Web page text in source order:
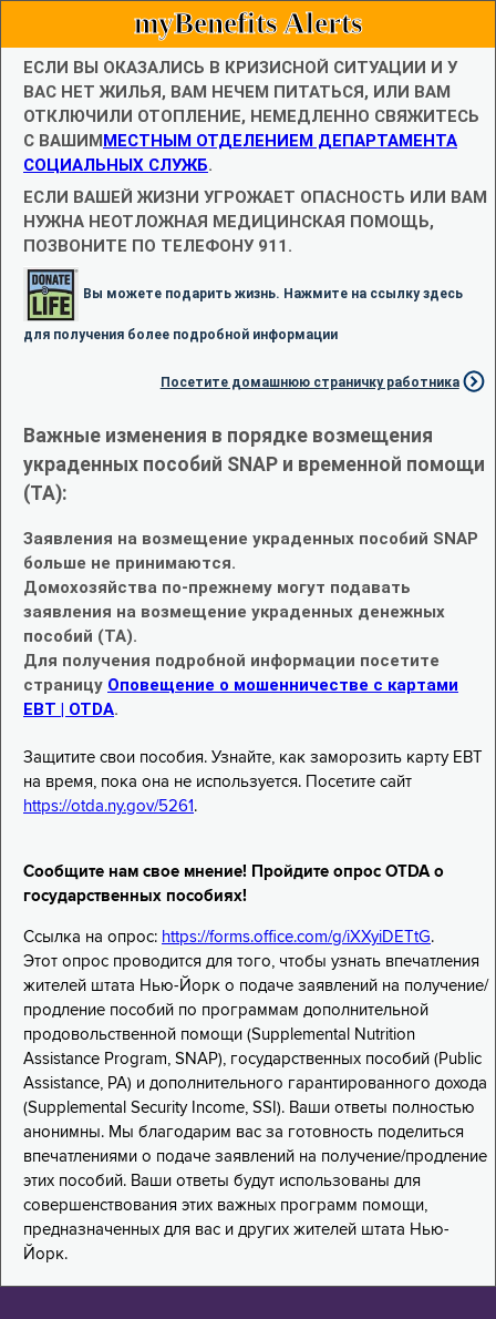
myBenefits Alerts
ЕСЛИ ВЫ ОКАЗАЛИСЬ В КРИЗИСНОЙ СИТУАЦИИ И У
ВАС НЕТ ЖИЛЬЯ, ВАМ НЕЧЕМ ПИТАТЬСЯ, ИЛИ ВАМ
ОТКЛЮЧИЛИ ОТОПЛЕНИЕ, НЕМЕДЛЕННО СВЯЖИТЕСЬ
С ВАШИММЕСТНЫМ ОТДЕЛЕНИЕМ ДЕПАРТАМЕНТА
СОЦИАЛЬНЫХ СЛУЖБ.
ЕСЛИ ВАШЕЙ ЖИЗНИ УГРОЖАЕТ ОПАСНОСТЬ ИЛИ ВАМ
НУЖНА НЕОТЛОЖНАЯ МЕДИЦИНСКАЯ ПОМОЩЬ,
ПОЗВОНИТЕ ПО ТЕЛЕФОНУ 911.
Вы можете подарить жизнь. Нажмите на ссылку здесь
для получения более подробной информации
Посетите домашнюю страничку работника
Важные изменения в порядке возмещения
украденных пособий SNAP и временной помощи
(TA):
Заявления на возмещение украденных пособий SNAP
больше не принимаются.
Домохозяйства по-прежнему могут подавать
заявления на возмещение украденных денежных
пособий (TA).
Для получения подробной информации посетите
страницу Оповещение о мошенничестве с картами
EBT | OTDA.
Защитите свои пособия. Узнайте, как заморозить карту EBT
на время, пока она не используется. Посетите сайт
https://otda.ny.gov/5261 .
Сообщите нам свое мнение! Пройдите опрос OTDA о
государственных пособиях!
Ссылка на опрос: https://forms.office.com/g/iXXyiDETtG.
Этот опрос проводится для того, чтобы узнать впечатления
жителей штата Нью-Йорк о подаче заявлений на получение/
продление пособий по программам дополнительной
продовольственной помощи (Supplemental Nutrition
Assistance Program, SNAP), государственных пособий (Public
Assistance, PA) и дополнительного гарантированного дохода
(Supplemental Security Income, SSI). Ваши ответы полностью
анонимны. Мы благодарим вас за готовность поделиться
впечатлениями о подаче заявлений на получение/продление
этих пособий. Ваши ответы будут использованы для
совершенствования этих важных программ помощи,
предназначенных для вас и других жителей штата Нью-
Йорк.